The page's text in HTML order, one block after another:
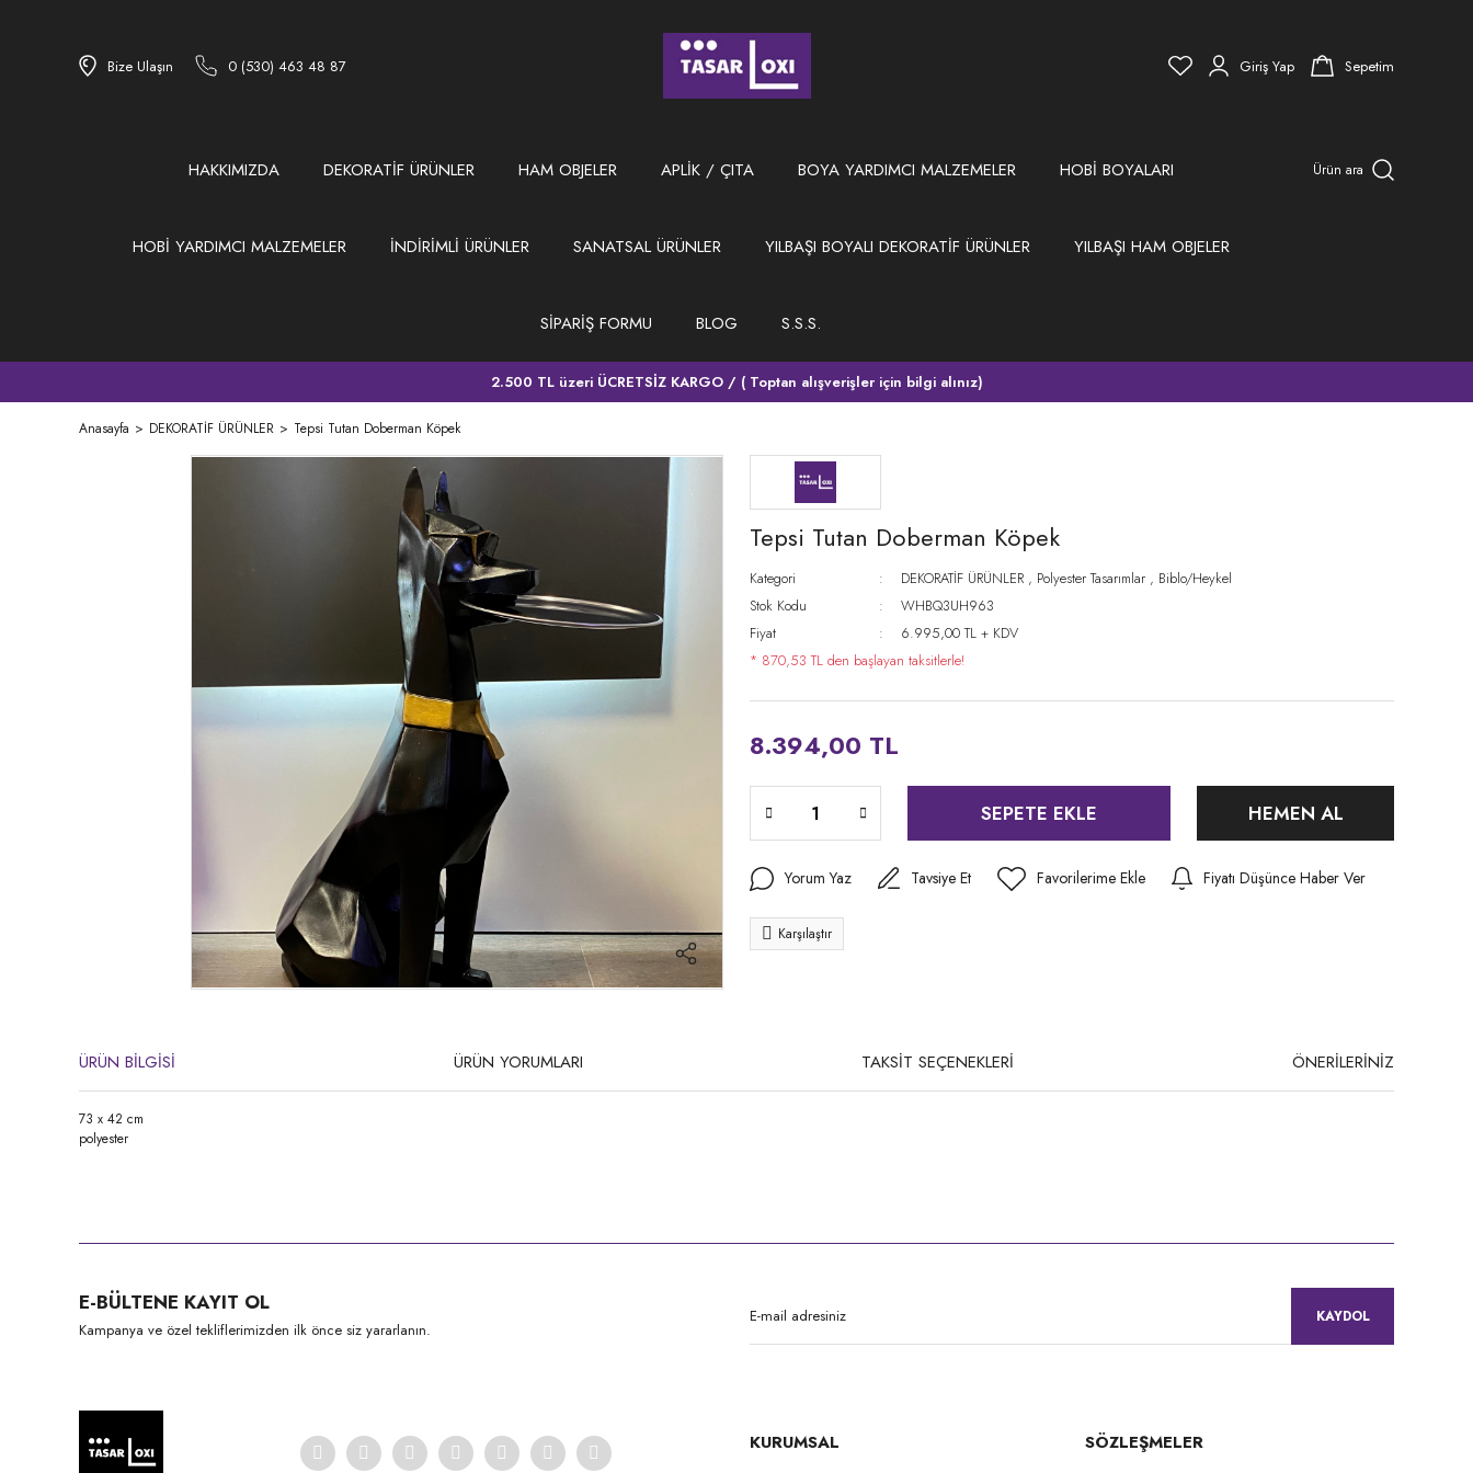
Bize Ulaşın 0 (530) 463 48 87 Giriş Yap Sepetim
HAKKIMIZDA DEKORATİF ÜRÜNLER HAM OBJELER APLİK / ÇITA BOYA YARDIMCI MALZEMELER HOBİ BOYALARI
HOBİ YARDIMCI MALZEMELER İNDİRİMLİ ÜRÜNLER SANATSAL ÜRÜNLER YILBAŞI BOYALI DEKORATİF ÜRÜNLER YILBAŞI HAM OBJELER
SİPARİŞ FORMU BLOG S.S.S.
Ürün ara
2.500 TL üzeri ÜCRETSİZ KARGO / ( Toptan alışverişler için bilgi alınız)
Anasayfa DEKORATİF ÜRÜNLER Tepsi Tutan Doberman Köpek
Tepsi Tutan Doberman Köpek
Kategori DEKORATİF ÜRÜNLER , Polyester Tasarımlar , Biblo/Heykel
Stok Kodu
WHBQ3UH963
Fiyat
6.995,00 TL + KDV
* 870,53 TL den başlayan taksitlerle!
8.394,00 TL
SEPETE EKLE HEMEN AL
Yorum Yaz Tavsiye Et Fiyatı Düşünce Haber Ver
Karşılaştır
ÜRÜN BİLGİSİ ÜRÜN YORUMLARI TAKSİT SEÇENEKLERİ ÖNERİLERİNİZ
73 x 42 cm
polyester
Ürün açıklamasında eksik bilgiler bulunuyor.
Ürün bilgilerinde hatalar bulunuyor.
E-BÜLTENE KAYIT OL
Kampanya ve özel tekliflerimizden ilk önce siz yararlanın.
KAYDOL
KURUMSAL SÖZLEŞMELER